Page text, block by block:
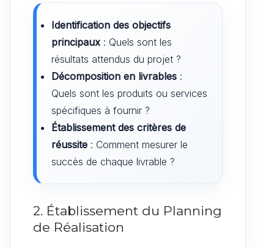
Identification des objectifs
principaux : Quels sont les
résultats attendus du projet ?
Décomposition en livrables :
Quels sont les produits ou services
spécifiques à fournir ?
Établissement des critères de
réussite : Comment mesurer le
succès de chaque livrable ?
2. Établissement du Planning
de Réalisation